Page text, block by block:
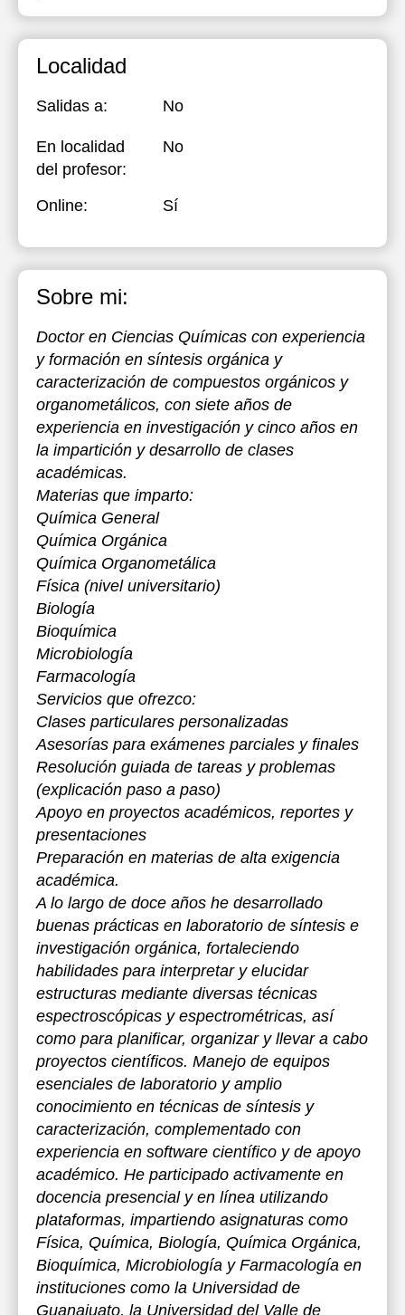
Localidad
Salidas a: No
En localidad
del profesor:
No
Online: Sí
Sobre mi:
Doctor en Ciencias Químicas con experiencia
y formación en síntesis orgánica y
caracterización de compuestos orgánicos y
organometálicos, con siete años de
experiencia en investigación y cinco años en
la impartición y desarrollo de clases
académicas.
Materias que imparto:
Química General
Química Orgánica
Química Organometálica
Física (nivel universitario)
Biología
Bioquímica
Microbiología
Farmacología
Servicios que ofrezco:
Clases particulares personalizadas
Asesorías para exámenes parciales y finales
Resolución guiada de tareas y problemas
(explicación paso a paso)
Apoyo en proyectos académicos, reportes y
presentaciones
Preparación en materias de alta exigencia
académica.
A lo largo de doce años he desarrollado
buenas prácticas en laboratorio de síntesis e
investigación orgánica, fortaleciendo
habilidades para interpretar y elucidar
estructuras mediante diversas técnicas
espectroscópicas y espectrométricas, así
como para planificar, organizar y llevar a cabo
proyectos científicos. Manejo de equipos
esenciales de laboratorio y amplio
conocimiento en técnicas de síntesis y
caracterización, complementado con
experiencia en software científico y de apoyo
académico. He participado activamente en
docencia presencial y en línea utilizando
plataformas, impartiendo asignaturas como
Física, Química, Biología, Química Orgánica,
Bioquímica, Microbiología y Farmacología en
instituciones como la Universidad de
Guanajuato, la Universidad del Valle de